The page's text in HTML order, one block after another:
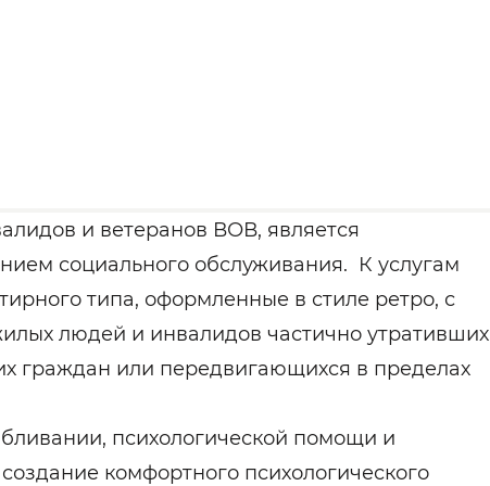
и ветеранов ВОВ, является
социального обслуживания. К услугам
типа, оформленные в стиле ретро, с
людей и инвалидов частично утративших
граждан или передвигающихся в пределах
психологической помощи и
комфортного психологического